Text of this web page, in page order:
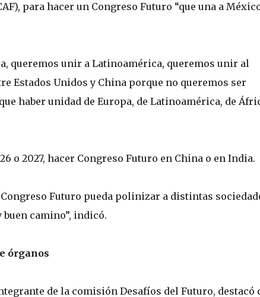
para hacer un Congreso Futuro “que una a
queremos unir a Latinoamérica, queremos unir al
Estados Unidos y China porque no queremos ser
haber unidad de Europa, de Latinoamérica, de
o 2027, hacer Congreso Futuro en China o en India.
Futuro pueda polinizar a distintas
camino”, indicó.
órganos
de la comisión Desafíos del Futuro, destacó